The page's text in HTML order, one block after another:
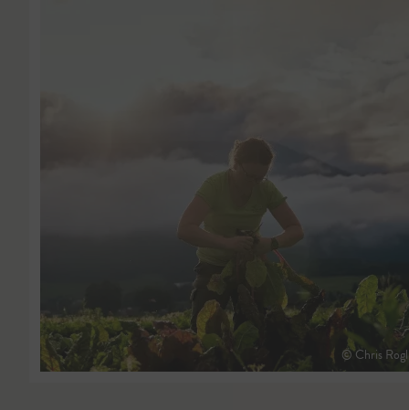
© Chris Rogl